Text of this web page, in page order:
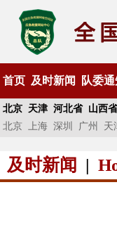
首页 及时新闻 队委
北京 天津 河北省 山西省
北京 上海 深圳 广州 天
及时新闻 |